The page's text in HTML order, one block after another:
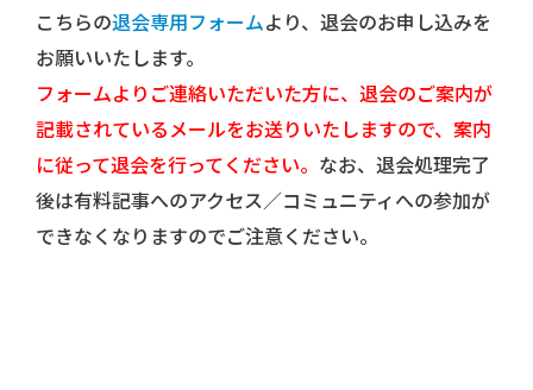
こちらの退会専用フォームより、退会のお申し込みを
お願いいたします。
フォームよりご連絡いただいた方に、退会のご案内が
記載されているメールをお送りいたしますので、案内
に従って退会を行ってください。 なお、退会処理完了
後は有料記事へのアクセス／コミュニティへの参加が
できなくなりますのでご注意ください。